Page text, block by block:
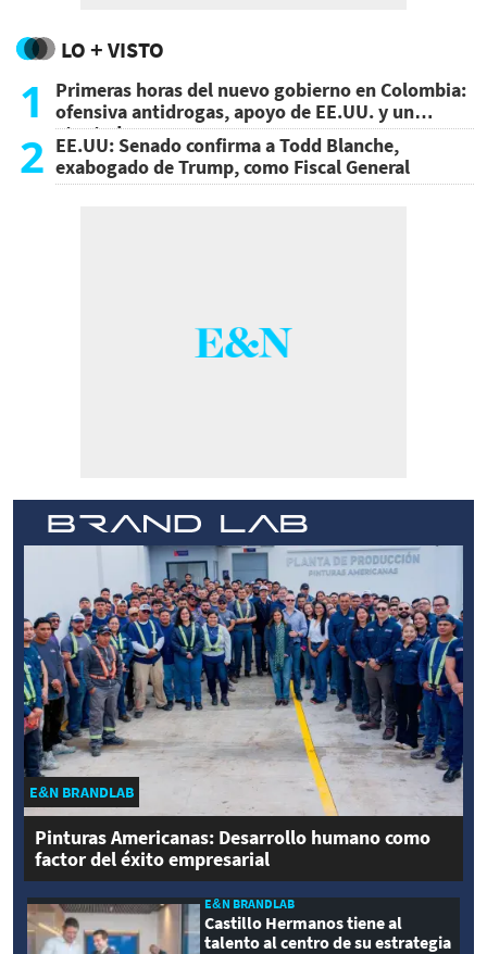
LO + VISTO
1
Primeras horas del nuevo gobierno en Colombia:
ofensiva antidrogas, apoyo de EE.UU. y un
atentado
2 EE.UU: Senado confirma a Todd Blanche,
exabogado de Trump, como Fiscal General
E&N BRANDLAB
Pinturas Americanas: Desarrollo humano como
factor del éxito empresarial
E&N BRANDLAB
Castillo Hermanos tiene al
talento al centro de su estrategia